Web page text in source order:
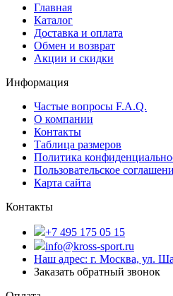
Главная
Каталог
Доставка и оплата
Обмен и возврат
Акции и скидки
Информация
Частые вопросы F.A.Q.
О компании
Контакты
Таблица размеров
Политика
Пользовательское
Карта сайта
Контакты
+7 495 175 05 15
info@kross-sport.ru
Наш адрес: г. Москва, ул.
Заказать обратный звонок